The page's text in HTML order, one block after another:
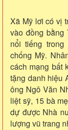
Xã Mỹ lơi có vị
vào đồng bằng
nổi tiếng
chống Mỹ.
cách mạng bất
tặng danh hiệu
ông Ngô Văn
liệt sỹ, 15 bà
dự được Nhà
lượng vũ trang